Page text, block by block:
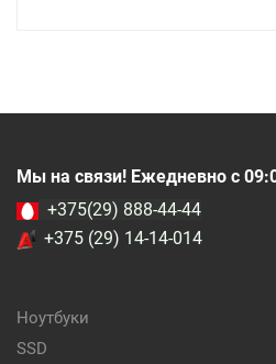
Мы на связи! Ежедневно с
+375(29) 888-44-44
+375 (29) 14-14-014
Ноутбуки
SSD